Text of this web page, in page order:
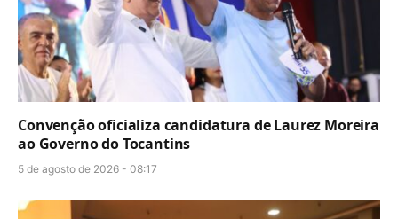
Convenção oficializa candidatura de Laurez Moreira
ao Governo do Tocantins
5 de agosto de 2026 - 08:17